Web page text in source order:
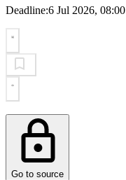
Deadline:6 Jul 2026, 08:00
Go to source